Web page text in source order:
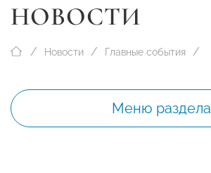
НОВОСТИ
Новости Главные события
Меню раздела